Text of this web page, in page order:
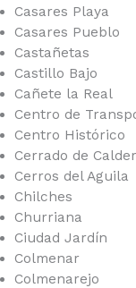
Casares Playa
Casares Pueblo
Castañetas
Castillo Bajo
Cañete la Real
Centro de
Centro Histórico
Cerrado de
Cerros del Aguila
Chilches
Churriana
Ciudad Jardín
Colmenar
Colmenarejo